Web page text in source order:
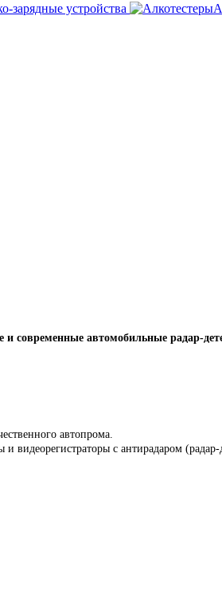
зарядные устройства
современные автомобильные радар-
автопрома.
видеорегистраторы с антирадаром (радар-